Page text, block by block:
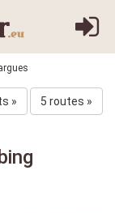
» 5 routes »